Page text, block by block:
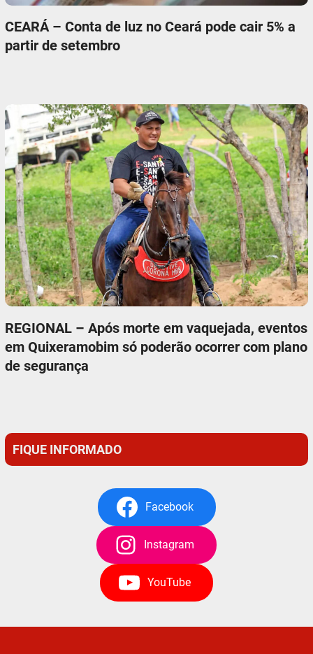
CEARÁ – Conta de luz no Ceará pode cair 5% a
partir de setembro
REGIONAL – Após morte em vaquejada, eventos
em Quixeramobim só poderão ocorrer com plano
de segurança
FIQUE INFORMADO
Facebook
Instagram
YouTube